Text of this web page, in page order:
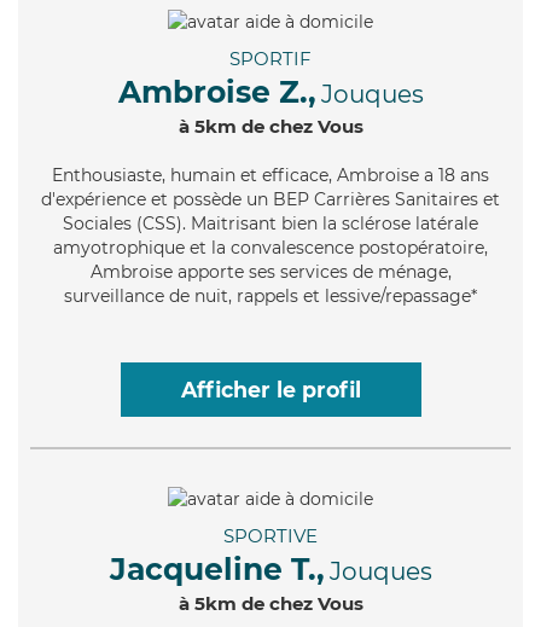
SPORTIF
Ambroise Z., Jouques
à 5km de chez Vous
Enthousiaste, humain et efficace, Ambroise a 18 ans
d'expérience et possède un BEP Carrières Sanitaires et
Sociales (CSS). Maitrisant bien la sclérose latérale
amyotrophique et la convalescence postopératoire,
Ambroise apporte ses services de ménage,
surveillance de nuit, rappels et lessive/repassage*
Afficher le profil
SPORTIVE
Jacqueline T., Jouques
à 5km de chez Vous